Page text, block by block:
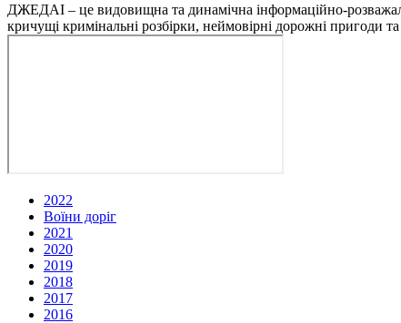
ДЖЕДАІ – це видовищна та динамічна інформаційно-
кричущі кримінальні розбірки, неймовірні дорожні пригоди та
2022
Воїни доріг
2021
2020
2019
2018
2017
2016